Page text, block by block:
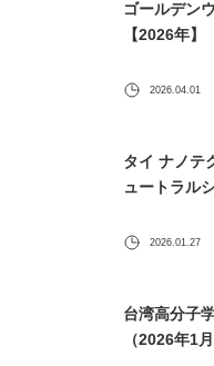
ゴールデン
【2026年】
2026.04.01
タイ ナノテ
ュートラル
2026.01.27
台湾高分子
（2026年1